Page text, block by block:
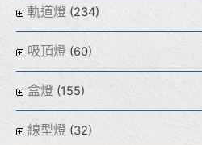
軌道燈 (234)
吸頂燈 (60)
盒燈 (155)
線型燈 (32)